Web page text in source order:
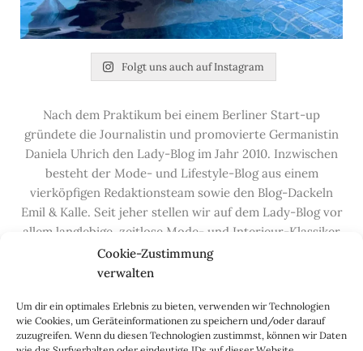
Cookie-Zustimmung
verwalten
Um dir ein optimales Erlebnis zu bieten, verwenden wir Technologien
wie Cookies, um Geräteinformationen zu speichern und/oder darauf
zuzugreifen. Wenn du diesen Technologien zustimmst, können wir Daten
Folgt uns auch auf Instagram
Nach dem Praktikum bei einem Berliner Start-up
gründete die Journalistin und promovierte Germanistin
Daniela Uhrich den Lady-Blog im Jahr 2010. Inzwischen
besteht der Mode- und Lifestyle-Blog aus einem
vierköpfigen Redaktionsteam sowie den Blog-Dackeln
Emil & Kalle. Seit jeher stellen wir auf dem Lady-Blog vor
allem langlebige, zeitlose Mode- und Interieur-Klassiker
vor, die hochwertig verarbeitet und unter guten
Bedingungen hergestellt wurden – gerne „Made in
Handwerksberufe und kleine feine Firmen, denen wir
hier auf dem Blog eine Präsentationsfläche bieten, sowie